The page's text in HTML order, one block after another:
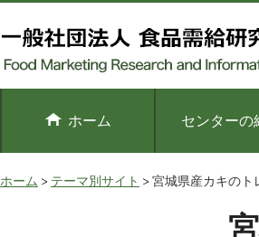
ホーム センターの
ホーム テーマ別サイト 宮城県産カキのト